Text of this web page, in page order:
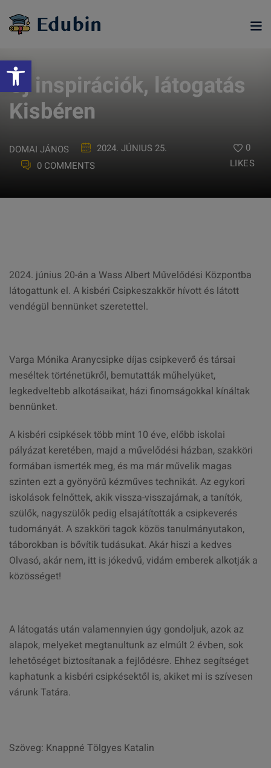
Eszköztár megnyitása
content
Új inspirációk, látogatás
Kisbéren
DOMAI JÁNOS
2024. JÚNIUS 25.
0 COMMENTS
0
LIKES
2024. június 20-án a Wass Albert Művelődési Központba
látogattunk el. A kisbéri Csipkeszakkör hívott és látott
vendégül bennünket szeretettel.
Varga Mónika Aranycsipke díjas csipkeverő és társai
meséltek történetükről, bemutatták műhelyüket,
legkedveltebb alkotásaikat, házi finomságokkal kínáltak
bennünket.
A kisbéri csipkések több mint 10 éve, előbb iskolai
pályázat keretében, majd a művelődési házban, szakköri
formában ismerték meg, és ma már művelik magas
szinten ezt a gyönyörű kézműves technikát. Az egykori
iskolások felnőttek, akik vissza-visszajárnak, a tanítók,
szülők, nagyszülők pedig elsajátították a csipkeverés
tudományát. A szakköri tagok közös tanulmányutakon,
táborokban is bővítik tudásukat. Akár hiszi a kedves
Olvasó, akár nem, itt is jókedvű, vidám emberek alkotják a
közösséget!
A látogatás után valamennyien úgy gondoljuk, azok az
alapok, melyeket megtanultunk az elmúlt 2 évben, sok
lehetőséget biztosítanak a fejlődésre. Ehhez segítséget
kaphatunk a kisbéri csipkésektől is, akiket mi is szívesen
várunk Tatára.
Szöveg: Knappné Tölgyes Katalin